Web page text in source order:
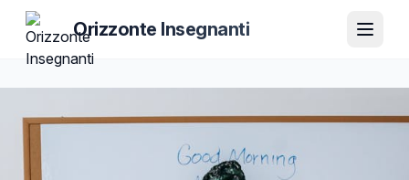
Orizzonte Insegnanti